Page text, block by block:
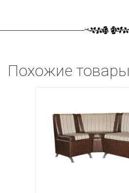
Похожие товары